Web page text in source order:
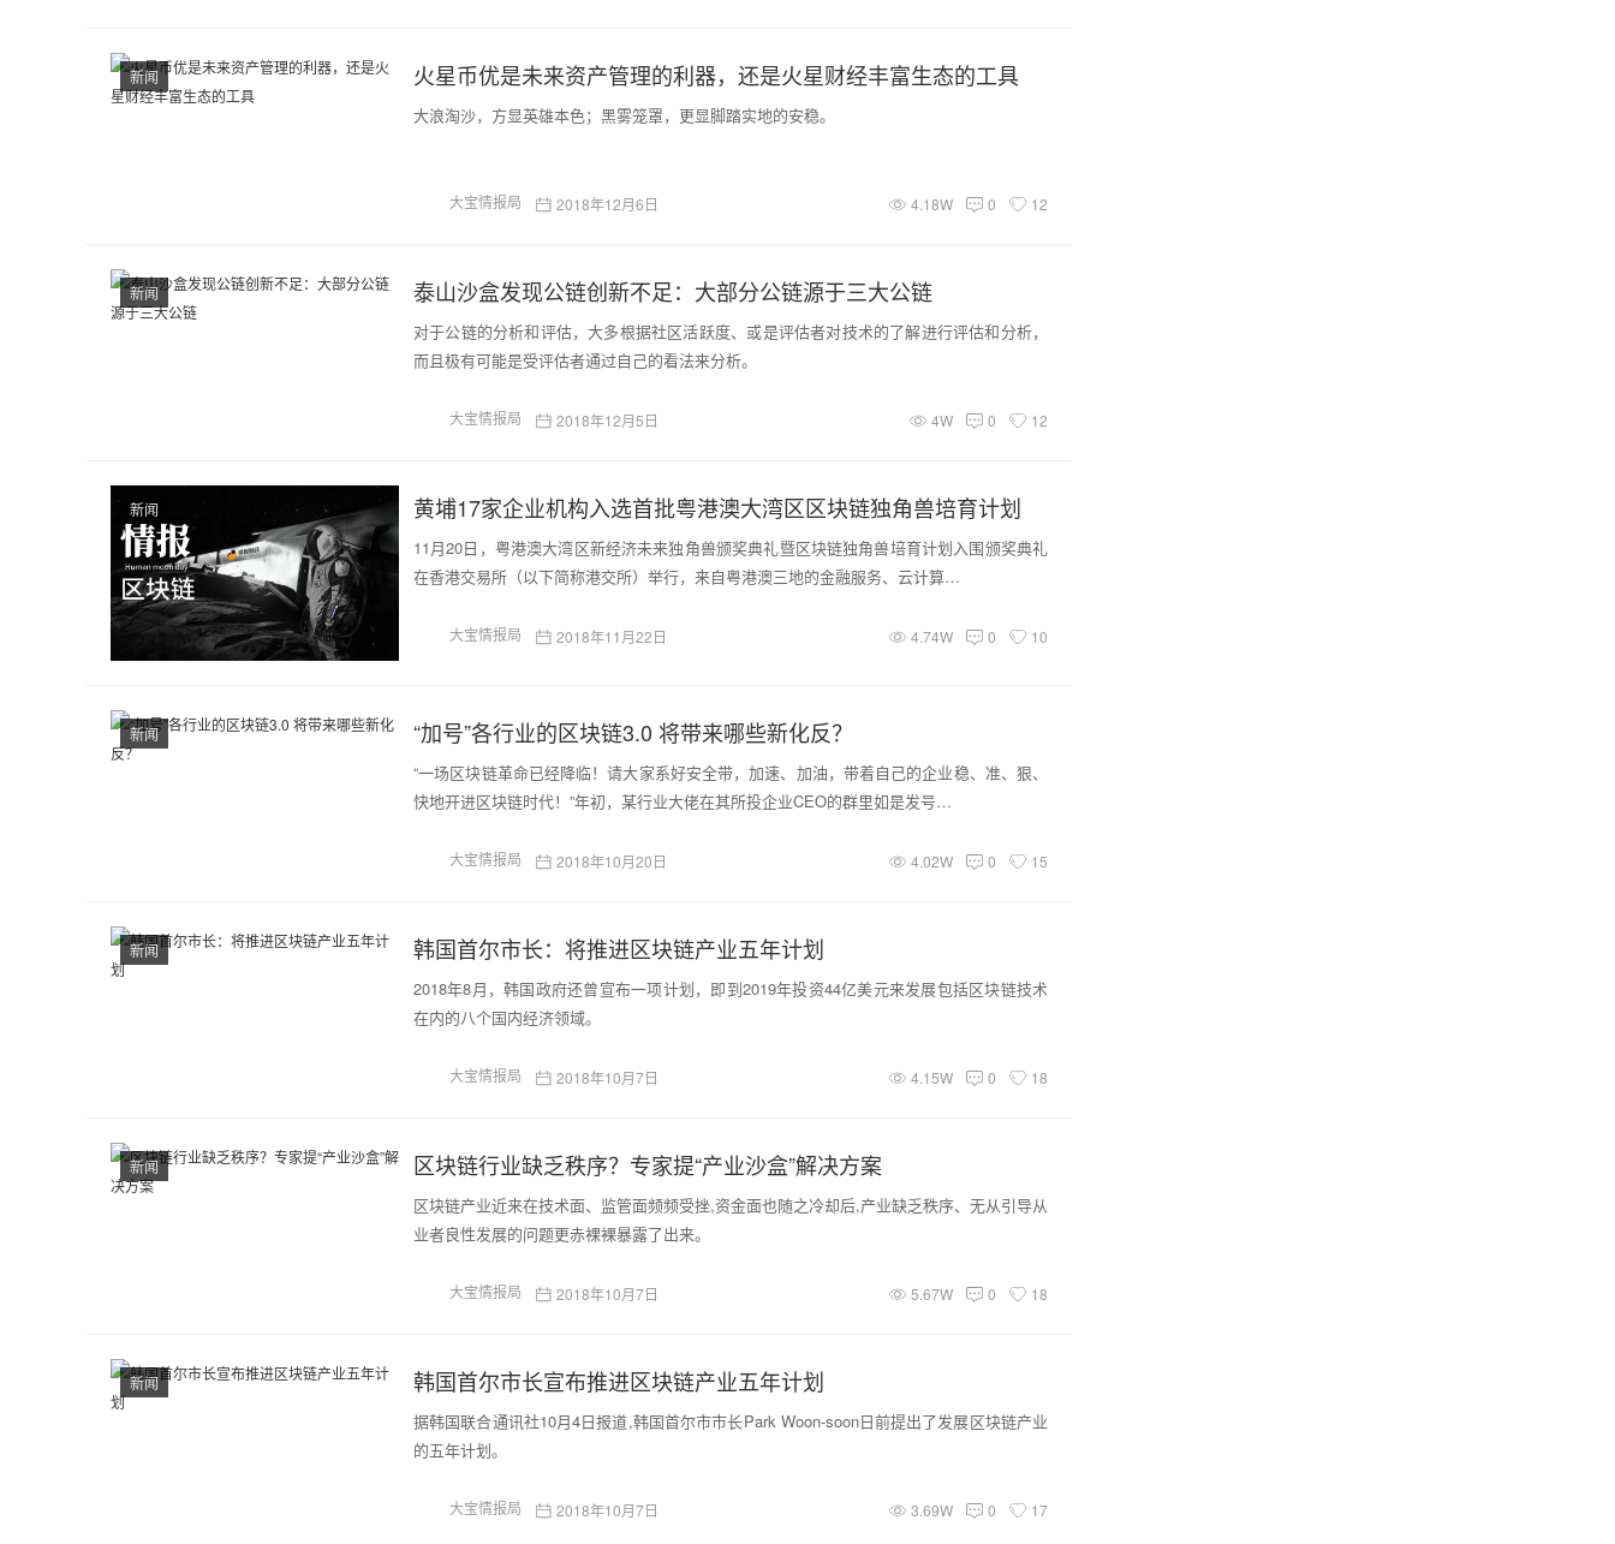
火星币优是未来资产管理的利器，还是火星财经丰富生态的工具
新闻
大浪淘沙，方显英雄本色；黑雾笼罩，更显脚踏实地的安稳。
大宝情报局 2018年12月6日 4.18W 0 12
泰山沙盒发现公链创新不足：大部分公链源于三大公链
新闻
对于公链的分析和评估，大多根据社区活跃度、或是评估者对技术的了解进行评估和分析，
而且极有可能是受评估者通过自己的看法来分析。
大宝情报局 2018年12月5日 4W 0 12
黄埔17家企业机构入选首批粤港澳大湾区区块链独角兽培育计划
新闻
11月20日，粤港澳大湾区新经济未来独角兽颁奖典礼暨区块链独角兽培育计划入围颁奖典礼
在香港交易所（以下简称港交所）举行，来自粤港澳三地的金融服务、云计算…
大宝情报局 2018年11月22日 4.74W 0 10
“加号”各行业的区块链3.0 将带来哪些新化反？
新闻
“一场区块链革命已经降临！请大家系好安全带，加速、加油，带着自己的企业稳、准、狠、
快地开进区块链时代！”年初，某行业大佬在其所投企业CEO的群里如是发号…
大宝情报局 2018年10月20日 4.02W 0 15
韩国首尔市长：将推进区块链产业五年计划
新闻
2018年8月，韩国政府还曾宣布一项计划，即到2019年投资44亿美元来发展包括区块链技术
在内的八个国内经济领域。
大宝情报局 2018年10月7日 4.15W 0 18
区块链行业缺乏秩序？专家提“产业沙盒”解决方案
新闻
区块链产业近来在技术面、监管面频频受挫,资金面也随之冷却后,产业缺乏秩序、无从引导从
业者良性发展的问题更赤裸裸暴露了出来。
大宝情报局 2018年10月7日 5.67W 0 18
韩国首尔市长宣布推进区块链产业五年计划
新闻
据韩国联合通讯社10月4日报道,韩国首尔市市长Park Woon-soon日前提出了发展区块链产业
的五年计划。
大宝情报局 2018年10月7日 3.69W 0 17